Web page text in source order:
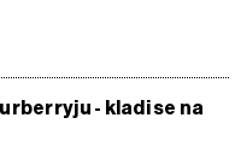
- kladi se na